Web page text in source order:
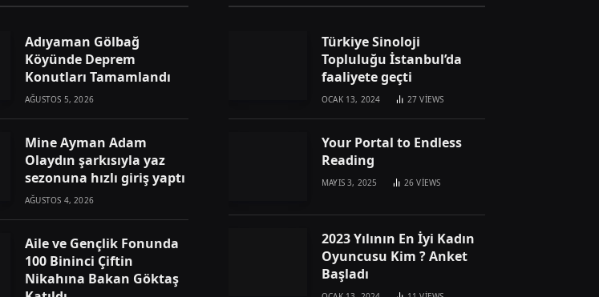
Adıyaman Gölbağ
Köyünde Deprem
Konutları Tamamlandı
AĞUSTOS 5, 2026
Mine Ayman Adam
Olaydın şarkısıyla yaz
sezonuna hızlı giriş yaptı
AĞUSTOS 4, 2026
Aile ve Gençlik Fonunda
100 Bininci Çiftin
Nikahına Bakan Göktaş
Türkiye Sinoloji
Topluluğu İstanbul’da
faaliyete geçti
OCAK 13, 2024 27VIEWS
Your Portal to Endless
Reading
MAYIS 3, 2025 26VIEWS
2023 Yılının En İyi Kadın
Oyuncusu Kim ? Anket
Başladı